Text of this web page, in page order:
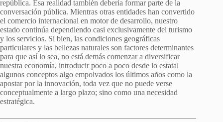
república. Esa realidad también debería formar parte de la
conversación pública. Mientras otras entidades han convertido
el comercio internacional en motor de desarrollo, nuestro
estado continúa dependiendo casi exclusivamente del turismo
y los servicios. Si bien, las condiciones geográficas
particulares y las bellezas naturales son factores determinantes
para que así lo sea, no está demás comenzar a diversificar
nuestra economía, introducir poco a poco desde lo estatal
algunos conceptos algo empolvados los últimos años como la
apostar por la innovación, toda vez que no puede verse
conceptualmente a largo plazo; sino como una necesidad
estratégica.